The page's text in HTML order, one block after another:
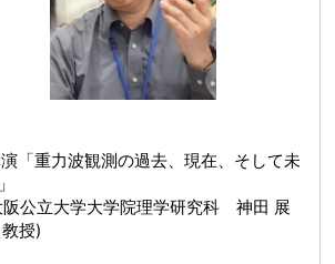
「重力波観測の過去、現在、そして未
阪公立大学大学院理学研究科 神田 展
授)